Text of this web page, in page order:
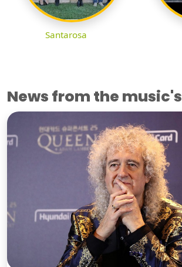
Santarosa
News from the